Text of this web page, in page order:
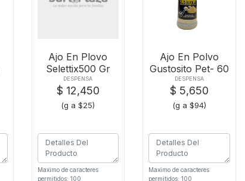
Ajo En Plovo
Selettix500 Gr
DESPENSA
$ 12,450
(g a $25)
Maximo de caracteres
permitidos: 100
Ajo En Polvo
Gustosito Pet- 60
Gramos
DESPENSA
$ 5,650
(g a $94)
Maximo de caracteres
permitidos: 100